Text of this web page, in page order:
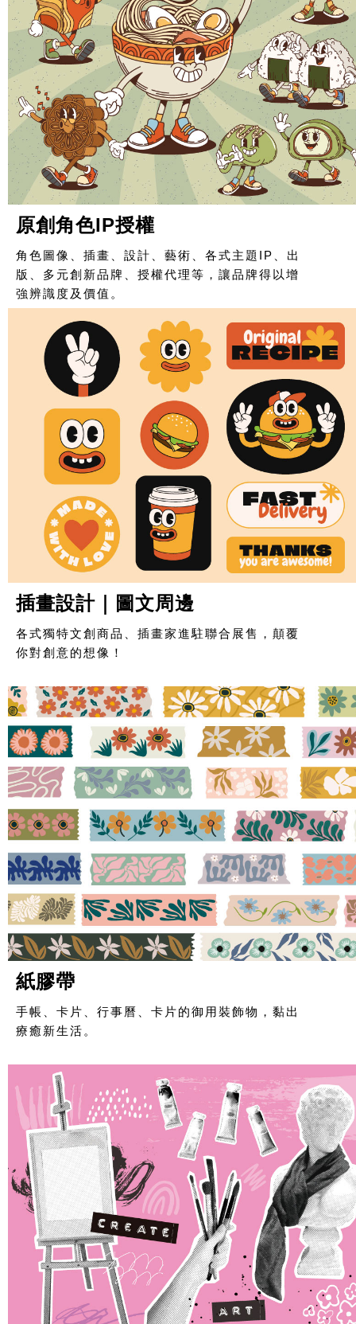
原創角色IP授權
角色圖像、插畫、設計、藝術、各式主題IP、出
版、多元創新品牌、授權代理等，讓品牌得以增
強辨識度及價值。
插畫設計｜圖文周邊
各式獨特文創商品、插畫家進駐聯合展售，顛覆
你對創意的想像！
紙膠帶
手帳、卡片、行事曆、卡片的御用裝飾物，黏出
療癒新生活。